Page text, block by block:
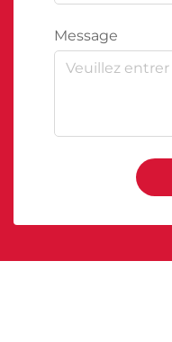
Message